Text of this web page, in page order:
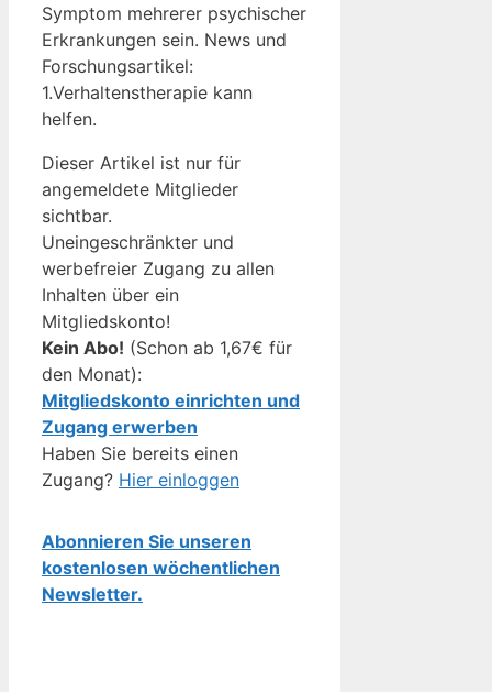
Symptom mehrerer psychischer
Erkrankungen sein. News und
Forschungsartikel:
1.Verhaltenstherapie kann
helfen.
Dieser Artikel ist nur für
angemeldete Mitglieder
sichtbar.
Uneingeschränkter und
werbefreier Zugang zu allen
Inhalten über ein
Mitgliedskonto!
Kein Abo! (Schon ab 1,67€ für
den Monat):
Mitgliedskonto einrichten und
Zugang erwerben
Haben Sie bereits einen
Zugang? Hier einloggen
Abonnieren Sie unseren
kostenlosen wöchentlichen
Newsletter.